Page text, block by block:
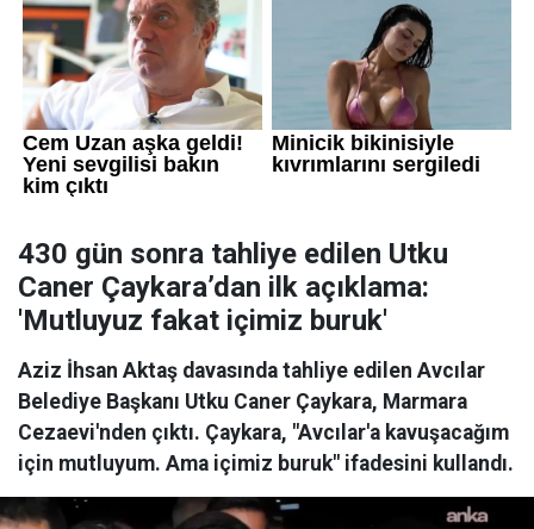
430 gün sonra tahliye edilen Utku
Caner Çaykara’dan ilk açıklama:
'Mutluyuz fakat içimiz buruk'
Aziz İhsan Aktaş davasında tahliye edilen Avcılar
Belediye Başkanı Utku Caner Çaykara, Marmara
Cezaevi'nden çıktı. Çaykara, "Avcılar'a kavuşacağım
için mutluyum. Ama içimiz buruk" ifadesini kullandı.